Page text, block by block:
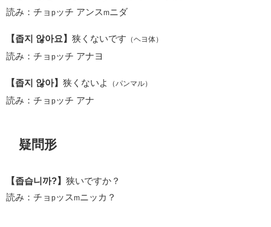
読み：チョ pッチ アンス m ニダ
【좁지 않아요】 狭くないです （ヘヨ体）
読み：チョ pッチ アナヨ
【좁지 않아】 狭くないよ （パンマル）
読み：チョ pッチ アナ
疑問形
【좁습니까?】 狭いですか？
読み：チョ pッスmニッカ？